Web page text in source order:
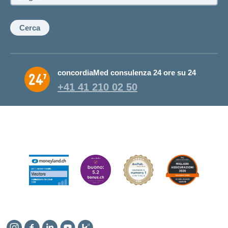
Cerca
concordiaMed consulenza 24 ore su 24
+41 41 210 02 50